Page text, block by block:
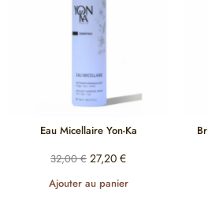
Eau Micellaire Yon-Ka
32,00€ 27,20 €
Ajouter au panier